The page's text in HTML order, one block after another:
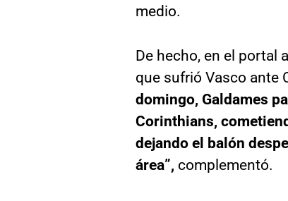
medio.
De hecho, en el portal
que sufrió Vasco ante
domingo, Galdames
Corinthians,
dejando el balón
área”, complementó.